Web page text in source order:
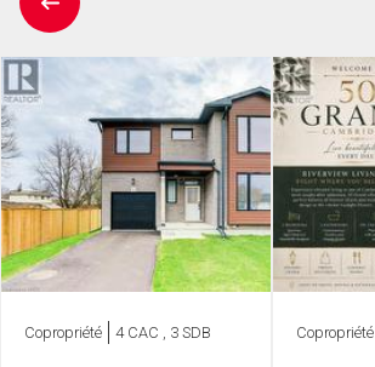
Copropriété 4 CAC , 3 SDB Copropriété